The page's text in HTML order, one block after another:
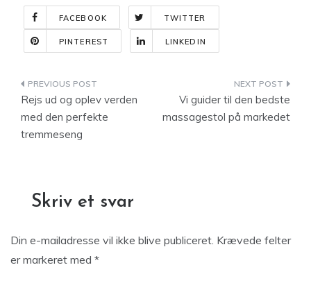
FACEBOOK TWITTER
PINTEREST LINKEDIN
Indlægsnavigation
Rejs ud og oplev verden
med den perfekte
tremmeseng
Vi guider til den bedste
massagestol på markedet
Skriv et svar
Din e-mailadresse vil ikke blive publiceret. Krævede felter
er markeret med *